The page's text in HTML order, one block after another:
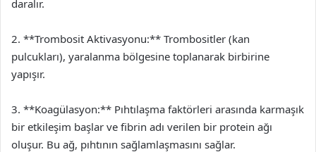
daralır.
2. **Trombosit Aktivasyonu:** Trombositler (kan
pulcukları), yaralanma bölgesine toplanarak birbirine
yapışır.
3. **Koagülasyon:** Pıhtılaşma faktörleri arasında karmaşık
bir etkileşim başlar ve fibrin adı verilen bir protein ağı
oluşur. Bu ağ, pıhtının sağlamlaşmasını sağlar.